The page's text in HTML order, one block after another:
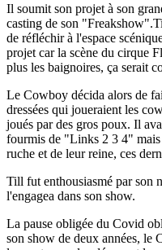
Il soumit son projet à son
casting de son
de réfléchir à l'espace
projet car la scène du cirque
plus les baignoires, ça serait
Le Cowboy décida alors de
dressées qui joueraient les
joués par des gros poux. Il
fourmis de "Links 2 3 4" mais
ruche et de leur reine, ces
Till fut enthousiasmé par son
l'engagea dans son show.
La pause obligée du Covid
son show de deux années, le